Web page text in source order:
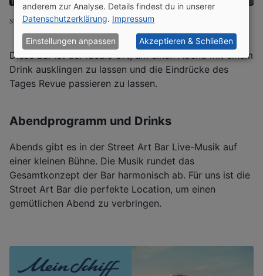
Street Art Bar
Diese Bar ist der ideale Ort, um einen Abend mit einem
Drink ausklingen zu lassen und die Eindrücke des
Tages Revue passieren zu lassen.
Abendprogramm und Drinks
Abends gibt es in der Street Art Bar Live-Musik auf
einer kleinen Bühne. Die Musik rundet das
Gesamtkonzept der Bar harmonisch ab. Für uns ist die
Street Art Bar die perfekte Location, um einen
gemütlichen Abend zu verbringen.
anderem zur Analyse. Details findest du in unserer
Datenschutzerklärung. Impressum
Einstellungen anpassen Akzeptieren & Schließen